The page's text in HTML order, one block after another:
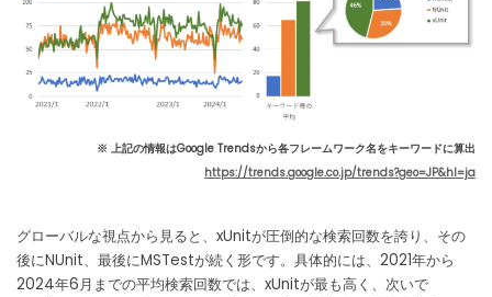
※ 上記の情報はGoogle Trendsから各フレームワーク名をキーワードに算出
https://trends.google.co.jp/trends?geo=JP&hl=ja
グローバルな視点から見ると、xUnitが圧倒的な検索回数を誇り、その
後にNUnit、最後にMSTestが続く形です。具体的には、2021年から
2024年6月までの平均検索回数では、xUnitが最も高く、次いで